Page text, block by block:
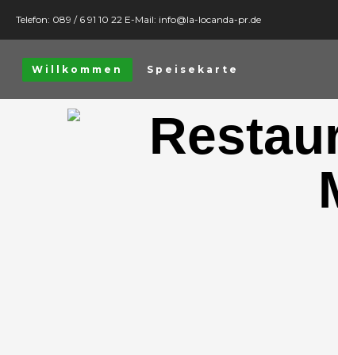
Telefon: 089 / 6 91 10 22 E-Mail: info@la-locanda-pr.de
Willkommen Speisekarte